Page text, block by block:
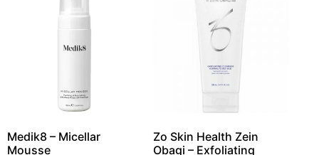
Medik8 – Micellar
Mousse
Zo Skin Health Zein
Obagi – Exfoliating